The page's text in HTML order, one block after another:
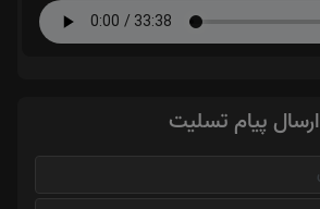
ارسال پیام تسلیت